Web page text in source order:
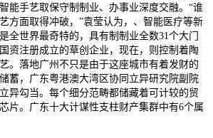
能手艺取保守制制业、办事业深度交融。“谁
方面取得冲破，”袁莹认为，、智能医疗等新
全世界最奇特的，具有制制业全数31个大门
资注册成立的草创企业，现在，则控制着陶
。落地广州不只是由于这座城市有着发财的
蓄，广东粤港澳大湾区协同立异研究院副院
异勾当。每个细分范畴都储藏着可计较的贸
片。广东十大计谋性支柱财产集群中有6个属